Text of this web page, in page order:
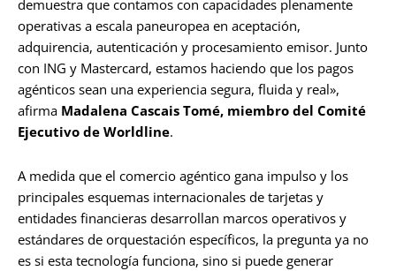
demuestra que contamos con capacidades plenamente
operativas a escala paneuropea en aceptación,
adquirencia, autenticación y procesamiento emisor. Junto
con ING y Mastercard, estamos haciendo que los pagos
agénticos sean una experiencia segura, fluida y real»,
afirma Madalena Cascais Tomé, miembro del Comité
Ejecutivo de Worldline.
A medida que el comercio agéntico gana impulso y los
principales esquemas internacionales de tarjetas y
entidades financieras desarrollan marcos operativos y
estándares de orquestación específicos, la pregunta ya no
es si esta tecnología funciona, sino si puede generar